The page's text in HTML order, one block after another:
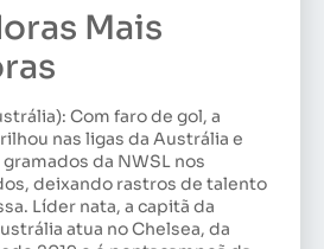
Mais
Com faro de gol, a
nas ligas da Austrália e
da NWSL nos
deixando rastros de talento
Líder nata, a capitã da
atua no Chelsea, da